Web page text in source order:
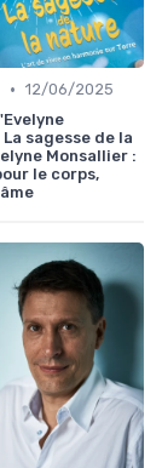
• 12/06/2025
sagesse de la
Monsallier :
le corps,